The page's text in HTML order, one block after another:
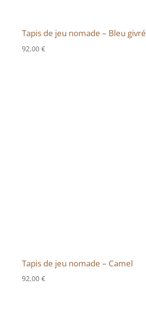
Tapis de jeu nomade – Bleu givré
92,00 €
Tapis de jeu nomade – Camel
92,00 €